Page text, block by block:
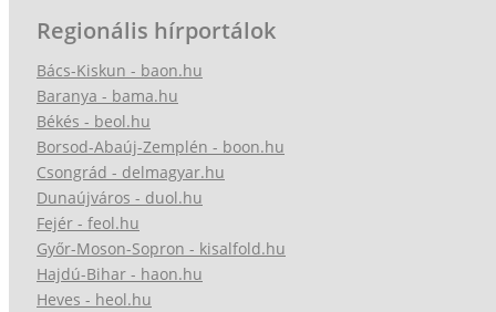
Regionális hírportálok
Bács-Kiskun - baon.hu
Baranya - bama.hu
Békés - beol.hu
Borsod-Abaúj-Zemplén - boon.hu
Csongrád - delmagyar.hu
Dunaújváros - duol.hu
Fejér - feol.hu
Győr-Moson-Sopron - kisalfold.hu
Hajdú-Bihar - haon.hu
Heves - heol.hu